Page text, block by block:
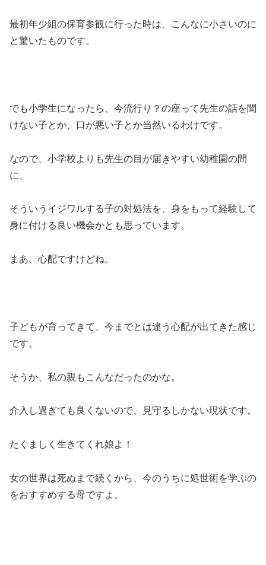
最初年少組の保育参観に行った時は、こんなに小さいのに
と驚いたものです。
でも小学生になったら、今流行り？の座って先生の話を聞
けない子とか、口が悪い子とか当然いるわけです。
なので、小学校よりも先生の目が届きやすい幼稚園の間
に、
そういうイジワルする子の対処法を、身をもって経験して
身に付ける良い機会かとも思っています。
まあ、心配ですけどね。
子どもが育ってきて、今までとは違う心配が出てきた感じ
です。
そうか、私の親もこんなだったのかな。
介入し過ぎても良くないので、見守るしかない現状です。
たくましく生きてくれ娘よ！
女の世界は死ぬまで続くから、今のうちに処世術を学ぶの
をおすすめする母ですよ。